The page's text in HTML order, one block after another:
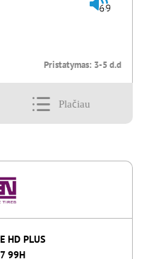
69
Pristatymas: 3-5 d.d
HD PLUS
99H